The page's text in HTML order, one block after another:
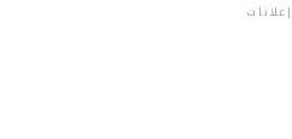
إعلانات